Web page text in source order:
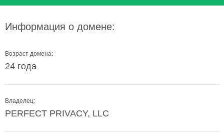
Информация о домене:
Возраст домена:
24 года
Владелец:
PERFECT PRIVACY, LLC